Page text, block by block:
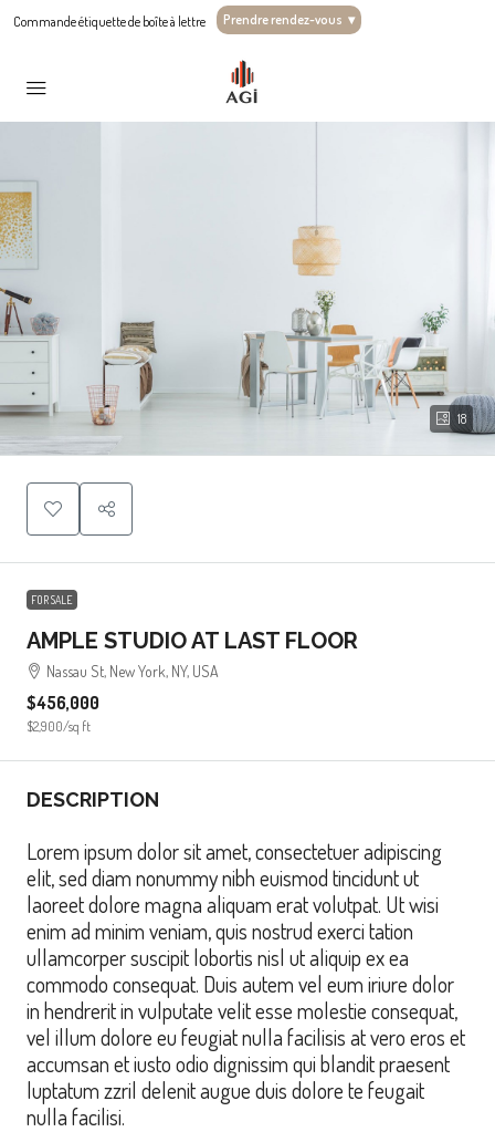
Commande étiquette de boîte à lettre Prendre rendez-vous ▾
18
FOR SALE
AMPLE STUDIO AT LAST FLOOR
Nassau St, New York, NY, USA
$456,000
$2,900/sq ft
DESCRIPTION
Lorem ipsum dolor sit amet, consectetuer adipiscing
elit, sed diam nonummy nibh euismod tincidunt ut
laoreet dolore magna aliquam erat volutpat. Ut wisi
enim ad minim veniam, quis nostrud exerci tation
ullamcorper suscipit lobortis nisl ut aliquip ex ea
commodo consequat. Duis autem vel eum iriure dolor
in hendrerit in vulputate velit esse molestie consequat,
vel illum dolore eu feugiat nulla facilisis at vero eros et
accumsan et iusto odio dignissim qui blandit praesent
luptatum zzril delenit augue duis dolore te feugait
nulla facilisi.